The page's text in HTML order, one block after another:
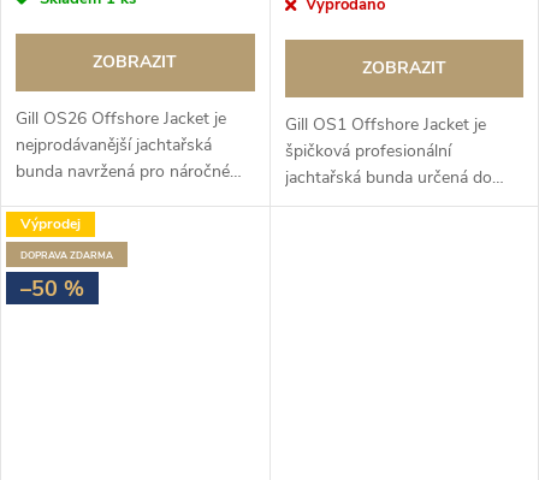
ZOBRAZIT
Gill OS26 Offshore Jacket je
nejprodávanější jachtařská
bunda navržená pro náročné
tkanině XPLORE® a ekologické
úpravě XPEL® nabízí 100%...
Vyprodáno
ZOBRAZIT
Gill OS1 Offshore Jacket je
špičková profesionální
jachtařská bunda určená do
extrémních podmínek na moři.
Výprodej
ZDARMA
–50 %